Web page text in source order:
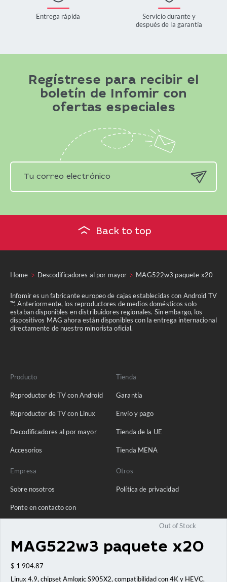
Out of Stock
MAG522w3 paquete x20
$ 1 904.87
Linux 4.9, chipset Amlogic S905X2, compatibilidad con 4K y HEVC,
Entrega rápida
Servicio durante y
después de la garantía
Regístrese para recibir el
boletín de Infomir con
ofertas especiales
Back to top
Home Descodificadores al por mayor MAG522w3 paquete x20
Infomir es un fabricante europeo de cajas establecidas con Android TV
™. Anteriormente, los reproductores de medios domésticos solo
estaban disponibles en distribuidores regionales. Sin embargo, los
dispositivos MAG ahora están disponibles con la entrega internacional
directamente de nuestro minorista oficial.
Producto
Reproductor de TV con Android
Reproductor de TV con Linux
Decodificadores al por mayor
Accesorios
Tienda
Garantía
Envío y pago
Tienda de la UE
Tienda MENA
Empresa
Sobre nosotros
Ponte en contacto con
Preguntas frecuentes
Otros
Política de privacidad